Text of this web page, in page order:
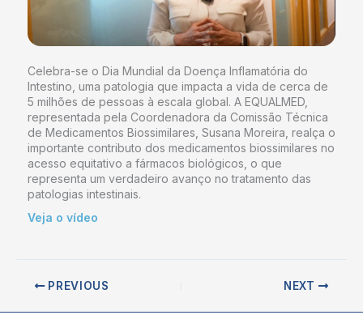
Celebra-se o Dia Mundial da Doença Inflamatória do
Intestino, uma patologia que impacta a vida de cerca de
5 milhões de pessoas à escala global. A EQUALMED,
representada pela Coordenadora da Comissão Técnica
de Medicamentos Biossimilares, Susana Moreira, realça o
importante contributo dos medicamentos biossimilares no
acesso equitativo a fármacos biológicos, o que
representa um verdadeiro avanço no tratamento das
patologias intestinais.
Veja o vídeo
PREVIOUS NEXT